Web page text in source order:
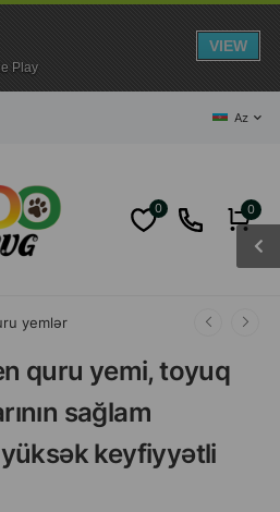
Az
0 0
yemlər
quru yemi, toyuq
sağlam
keyfiyyətli
Play
VIEW